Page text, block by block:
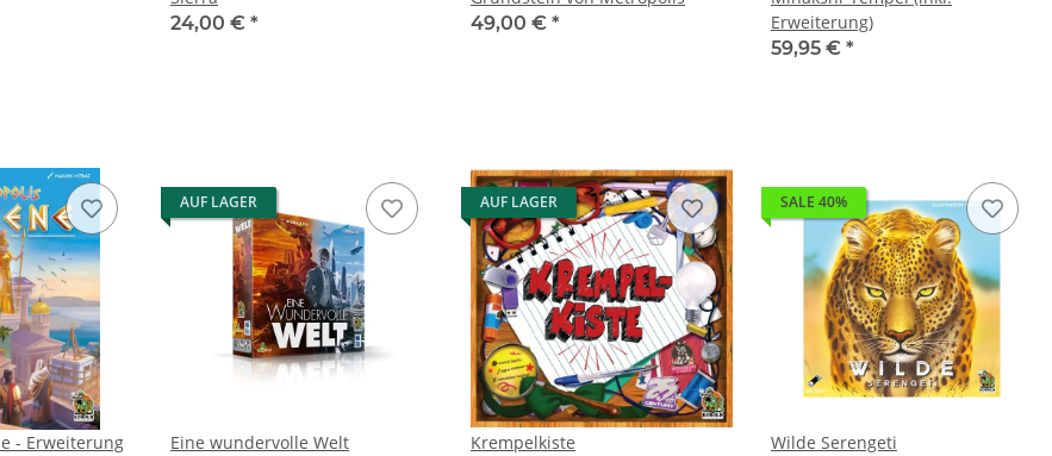
24,00 € *
49,00 € *
Erweiterung)
59,95 € *
- Erweiterung
AUF LAGER
Eine wundervolle Welt
AUF LAGER
Krempelkiste
SALE 40%
Wilde Serengeti